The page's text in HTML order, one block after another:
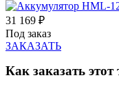
31 169 ₽
Под заказ
ЗАКАЗАТЬ
Как заказать этот